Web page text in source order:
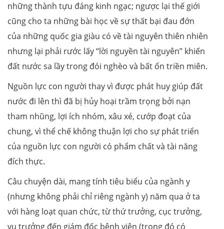
những thành tựu đáng kinh ngạc; ngược lại thế giới
cũng cho ta những bài học về sự thất bại đau đớn
của những quốc gia giàu có về tài nguyên thiên nhiên
nhưng lại phải rước lấy “lời nguyền tài nguyên” khiến
đất nước sa lầy trong đói nghèo và bất ổn triền miên.
Nguồn lực con người thay vì được phát huy giúp đất
nước đi lên thì đã bị hủy hoại trầm trọng bởi nạn
tham nhũng, lợi ích nhóm, xâu xé, cướp đoạt của
chung, vì thể chế không thuận lợi cho sự phát triển
của nguồn lực con người có phẩm chất và tài năng
đích thực.
Câu chuyện dài, mang tính tiêu biểu của ngành y
(nhưng không phải chỉ riêng ngành y) năm qua ở ta
với hàng loạt quan chức, từ thứ trưởng, cục trưởng,
vụ trưởng đến giám đốc bệnh viện (trong đó có